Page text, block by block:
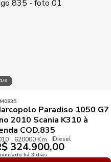
Ano máximo
1/8
Paradiso 1050 G7
2010 Scania K310 à
COD.835
620000 Km Diesel
324.900,00
há 3 dias